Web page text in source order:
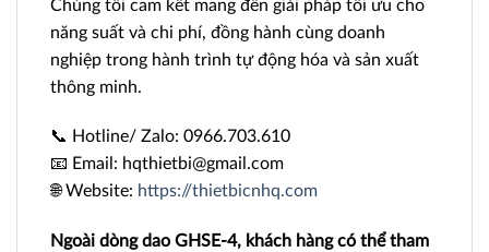
Chúng tôi cam kết mang đến giải pháp tối ưu cho
năng suất và chi phí, đồng hành cùng doanh
nghiệp trong hành trình tự động hóa và sản xuất
thông minh.
📞 Hotline/ Zalo: 0966.703.610
📧 Email: hqthietbi@gmail.com
🌐 Website: https://thietbicnhq.com
Ngoài dòng dao GHSE-4, khách hàng có thể tham